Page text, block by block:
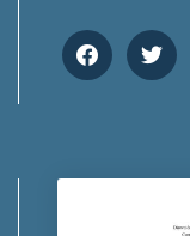
facebooktwitter